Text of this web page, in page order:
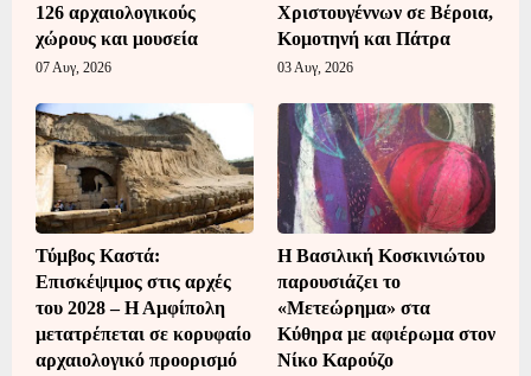
126 αρχαιολογικούς
χώρους και μουσεία
07 Αυγ, 2026
Χριστουγέννων σε Βέροια,
Κομοτηνή και Πάτρα
03 Αυγ, 2026
Τύμβος Καστά:
Επισκέψιμος στις αρχές
του 2028 – Η Αμφίπολη
μετατρέπεται σε κορυφαίο
αρχαιολογικό προορισμό
Η Βασιλική Κοσκινιώτου
παρουσιάζει το
«Μετεώρημα» στα
Κύθηρα με αφιέρωμα στον
Νίκο Καρούζο